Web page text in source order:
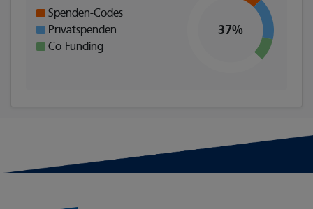
Spenden-Codes
Privatspenden
Co-Funding
37%